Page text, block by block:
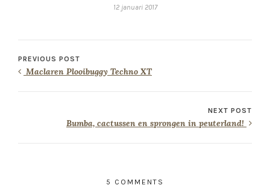
12 januari 2017
PREVIOUS POST
Maclaren Plooibuggy Techno XT
NEXT POST
Bumba, cactussen en sprongen in peuterland!
5 COMMENTS